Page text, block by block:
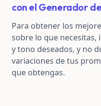
con el Generador
Para obtener los
sobre lo que
y tono deseados, y no
variaciones de tus
que obtengas.